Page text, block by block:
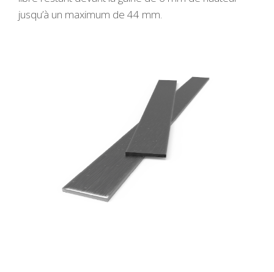
jusqu’à un maximum de 44 mm.